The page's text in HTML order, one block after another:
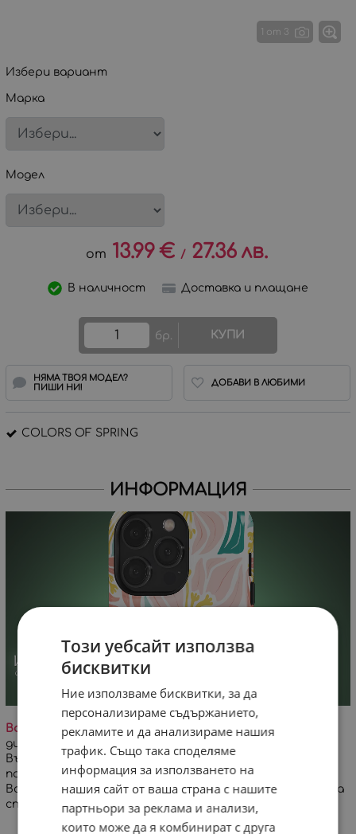
1 от 3
Избери вариант
Марка
Модел
13.99€ / 27.36 лв.
В наличност Доставка и плащане
бр. КУПИ
НЯМА ТВОЯ МОДЕЛ?
ПИШИ НИ!
ДОБАВИ В ЛЮБИМИ
COLORS OF SPRING
ИНФОРМАЦИЯ
Важно!
На заглавната снимка е визуализиран
дигитален проект на дизайна върху кейс за iPhone.
Възможна е минимална разлика в цветовете и
позиционирането на дизайна!
Всеки кейс се изработва специално за Вашата поръчка
спрямо избран модел телефон.
Този уебсайт използва
бисквитки
Ние използваме бисквитки, за да
персонализираме съдържанието,
рекламите и да анализираме нашия
трафик. Също така споделяме
информация за използването на
нашия сайт от ваша страна с нашите
партньори за реклама и анализи,
които може да я комбинират с друга